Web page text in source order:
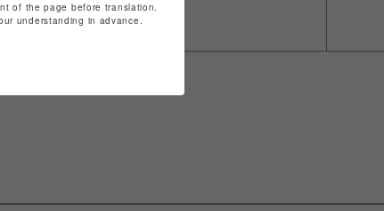
of the page before translation.
understanding in advance.